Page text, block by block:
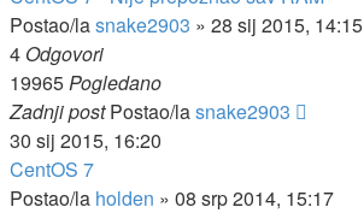
Postao/lasnake2903 » 28 sij 2015, 14:15
4 Odgovori
19965Pogledano
Zadnji postPostao/lasnake2903
30 sij 2015, 16:20
CentOS 7
Postao/la holden » 08 srp 2014, 15:17